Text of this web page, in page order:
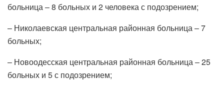
больница – 8 больных и 2 человека с подозрением;
– Николаевская центральная районная больница – 7
больных;
– Новоодесская центральная районная больница – 25
больных и 5 с подозрением;